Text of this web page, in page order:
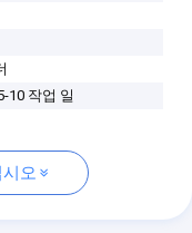
10 작업 일
오